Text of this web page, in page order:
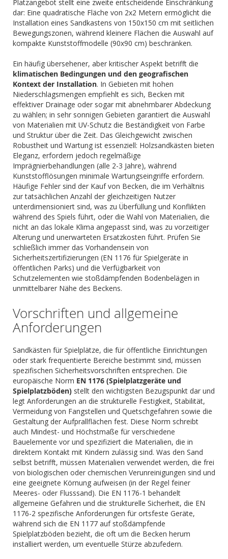
Platzangebot stellt eine zweite entscheidende Einschränkung
dar: Eine quadratische Fläche von 2x2 Metern ermöglicht die
Installation eines Sandkastens von 150x150 cm mit seitlichen
Bewegungszonen, während kleinere Flächen die Auswahl auf
kompakte Kunststoffmodelle (90x90 cm) beschränken.
Ein häufig übersehener, aber kritischer Aspekt betrifft die
klimatischen Bedingungen und den geografischen
Kontext der Installation. In Gebieten mit hohen
Niederschlagsmengen empfiehlt es sich, Becken mit
effektiver Drainage oder sogar mit abnehmbarer Abdeckung
zu wählen; in sehr sonnigen Gebieten garantiert die Auswahl
von Materialien mit UV-Schutz die Beständigkeit von Farbe
und Struktur über die Zeit. Das Gleichgewicht zwischen
Robustheit und Wartung ist essenziell: Holzsandkästen bieten
Eleganz, erfordern jedoch regelmäßige
Imprägnierbehandlungen (alle 2-3 Jahre), während
Kunststofflösungen minimale Wartungseingriffe erfordern.
Häufige Fehler sind der Kauf von Becken, die im Verhältnis
zur tatsächlichen Anzahl der gleichzeitigen Nutzer
unterdimensioniert sind, was zu Überfüllung und Konflikten
während des Spiels führt, oder die Wahl von Materialien, die
nicht an das lokale Klima angepasst sind, was zu vorzeitiger
Alterung und unerwarteten Ersatzkosten führt. Prüfen Sie
schließlich immer das Vorhandensein von
Sicherheitszertifizierungen (EN 1176 für Spielgeräte in
öffentlichen Parks) und die Verfügbarkeit von
Schutzelementen wie stoßdämpfenden Bodenbelägen in
unmittelbarer Nähe des Beckens.
Vorschriften und allgemeine
Anforderungen
Sandkästen für Spielplätze, die für öffentliche Einrichtungen
oder stark frequentierte Bereiche bestimmt sind, müssen
spezifischen Sicherheitsvorschriften entsprechen. Die
europäische Norm EN 1176 (Spielplatzgeräte und
Spielplatzböden) stellt den wichtigsten Bezugspunkt dar und
legt Anforderungen an die strukturelle Festigkeit, Stabilität,
Vermeidung von Fangstellen und Quetschgefahren sowie die
Gestaltung der Aufprallflächen fest. Diese Norm schreibt
auch Mindest- und Höchstmaße für verschiedene
Bauelemente vor und spezifiziert die Materialien, die in
direktem Kontakt mit Kindern zulässig sind. Was den Sand
selbst betrifft, müssen Materialien verwendet werden, die frei
von biologischen oder chemischen Verunreinigungen sind und
eine geeignete Körnung aufweisen (in der Regel feiner
Meeres- oder Flusssand). Die EN 1176-1 behandelt
allgemeine Gefahren und die strukturelle Sicherheit, die EN
1176-2 spezifische Anforderungen für ortsfeste Geräte,
während sich die EN 1177 auf stoßdämpfende
Spielplatzböden bezieht, die oft um die Becken herum
installiert werden, um eventuelle Stürze abzufedern.